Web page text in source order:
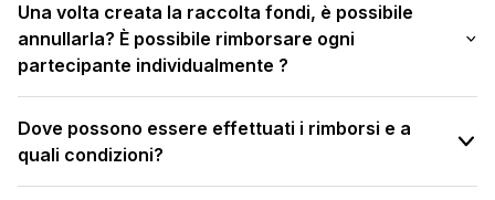
Una volta creata la raccolta fondi, è possibile
annullarla? È possibile rimborsare ogni
partecipante individualmente ?
Dove possono essere effettuati i rimborsi e a
quali condizioni?